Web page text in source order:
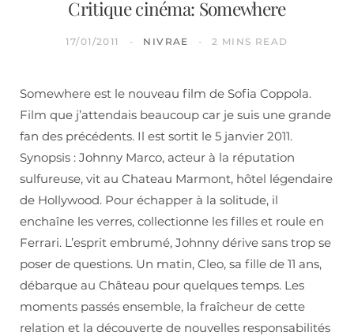
Critique cinéma: Somewhere
17/01/2011 NIVRAE 2 MINS READ
Somewhere est le nouveau film de Sofia Coppola.
Film que j’attendais beaucoup car je suis une grande
fan des précédents. Il est sortit le 5 janvier 2011.
Synopsis : Johnny Marco, acteur à la réputation
sulfureuse, vit au Chateau Marmont, hôtel légendaire
de Hollywood. Pour échapper à la solitude, il
enchaîne les verres, collectionne les filles et roule en
Ferrari. L’esprit embrumé, Johnny dérive sans trop se
poser de questions. Un matin, Cleo, sa fille de 11 ans,
débarque au Château pour quelques temps. Les
moments passés ensemble, la fraîcheur de cette
relation et la découverte de nouvelles responsabilités